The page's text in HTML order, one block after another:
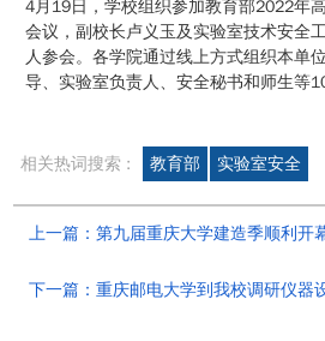
4月19日，学校组织参加教育部2022年
会议，副校长卢义玉及实验室技术安全
人参会。各学院通过线上方式组织本单
导、实验室负责人、安全秘书和师生等
相关热词搜索 : 教育部 实验室安全
上一篇：第九届重庆大学建造季顺利开
下一篇：重庆邮电大学到我校调研仪器